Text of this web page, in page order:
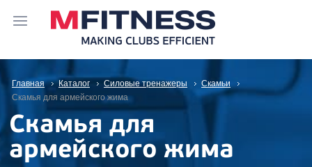
Главная Каталог Силовые тренажеры
Скамьи
Скамья для армейского жима
Скамья для
армейского жима